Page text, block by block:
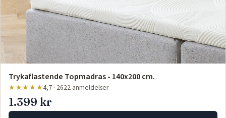
Trykaflastende Topmadras - 140x200 cm.
★★★★★4,7 · 2622 anmeldelser
1.399 kr